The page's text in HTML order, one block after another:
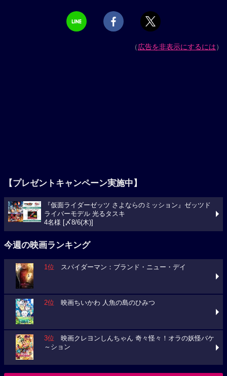
（広告を非表示にするには）
【プレゼントキャンペーン実施中】
『仮面ライダーゼッツ さよならのミッション』ゼッツド
ライバーモデル 光るタスキ
4名様 [〆8/6(木)]
今週の映画ランキング
1位 スパイダーマン：ブランド・ニュー・デイ
2位 映画ちいかわ 人魚の島のひみつ
3位 映画クレヨンしんちゃん 奇々怪々！オラの妖怪バケ
～ション